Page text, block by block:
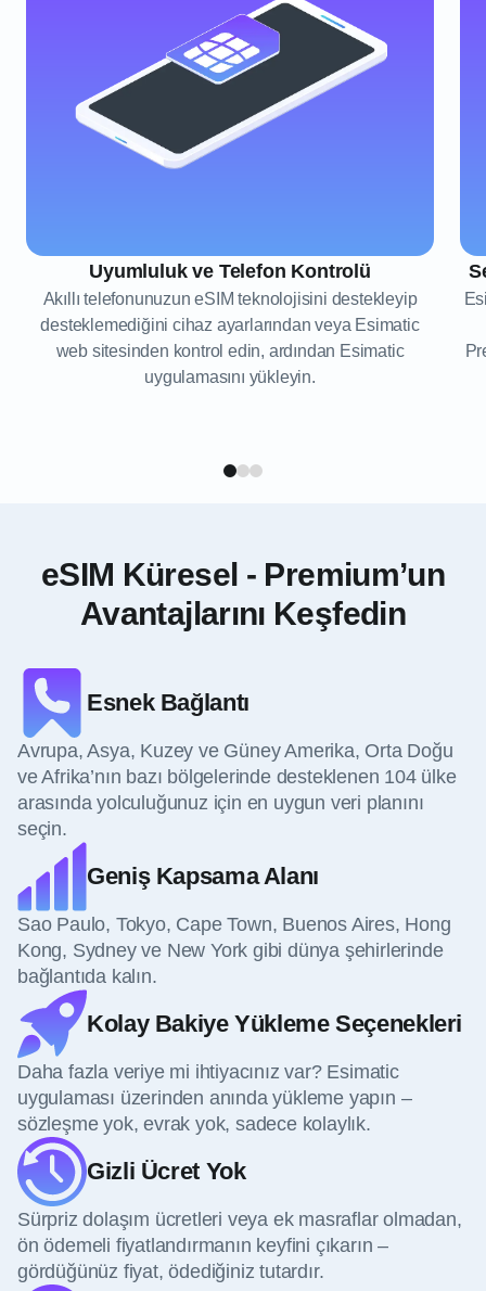
Uyumluluk ve Telefon Kontrolü
Akıllı telefonunuzun eSIM teknolojisini destekleyip
desteklemediğini cihaz ayarlarından veya Esimatic
web sitesinden kontrol edin, ardından Esimatic
uygulamasını yükleyin.
eSIM Küresel - Premium’un
Avantajlarını Keşfedin
Esnek Bağlantı
Avrupa, Asya, Kuzey ve Güney Amerika, Orta Doğu
ve Afrika’nın bazı bölgelerinde desteklenen 104 ülke
arasında yolculuğunuz için en uygun veri planını
seçin.
Geniş Kapsama Alanı
Sao Paulo, Tokyo, Cape Town, Buenos Aires, Hong
Kong, Sydney ve New York gibi dünya şehirlerinde
bağlantıda kalın.
Kolay Bakiye Yükleme Seçenekleri
Daha fazla veriye mi ihtiyacınız var? Esimatic
uygulaması üzerinden anında yükleme yapın –
sözleşme yok, evrak yok, sadece kolaylık.
Gizli Ücret Yok
Sürpriz dolaşım ücretleri veya ek masraflar olmadan,
ön ödemeli fiyatlandırmanın keyfini çıkarın –
gördüğünüz fiyat, ödediğiniz tutardır.